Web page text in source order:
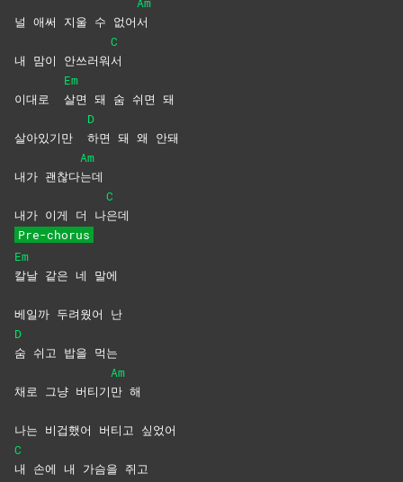
널 애써 지울 수 없어서
내 맘이 안쓰러워
C
서
이대로
Em
살면 돼 숨 쉬면 돼
살아있기만
D
하면 돼 왜 안돼
내가 괜찮다
Am
는데
내가 이게 더 나
C
은데
Pre-chorus
Em
칼날 같은 네 말에
베일까 두려웠어 난
D
숨 쉬고 밥을 먹는
채로 그냥 버티기
Am
만 해
나는 비겁했어 버티고 싶었어
C
내 손에 내 가슴을 쥐고